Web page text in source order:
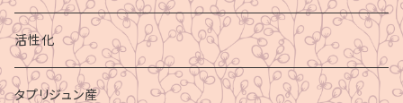
活性化
タプリジュン産